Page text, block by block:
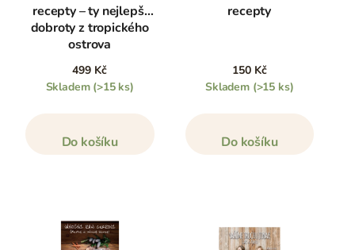
recepty – ty nejlepší
dobroty z tropického
ostrova
499 Kč
Skladem (>15 ks)
Do košíku
recepty
150 Kč
Skladem (>15 ks)
Do košíku